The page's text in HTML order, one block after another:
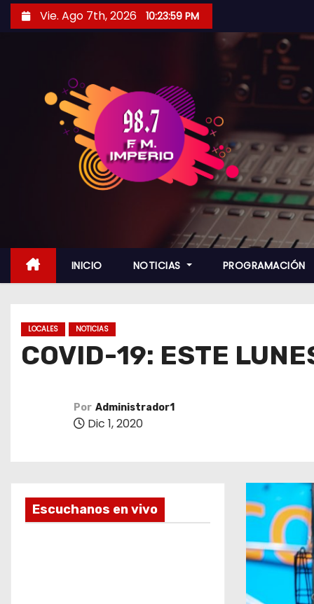
i
Vie. Ago 7th, 2026 10:24:01 PM
INICIO NOTICIAS PROGRAMACIÓN
LOCALES NOTICIAS
COVID-19: ESTE
Por Administrador1
Dic 1, 2020
Escuchanos en vivo